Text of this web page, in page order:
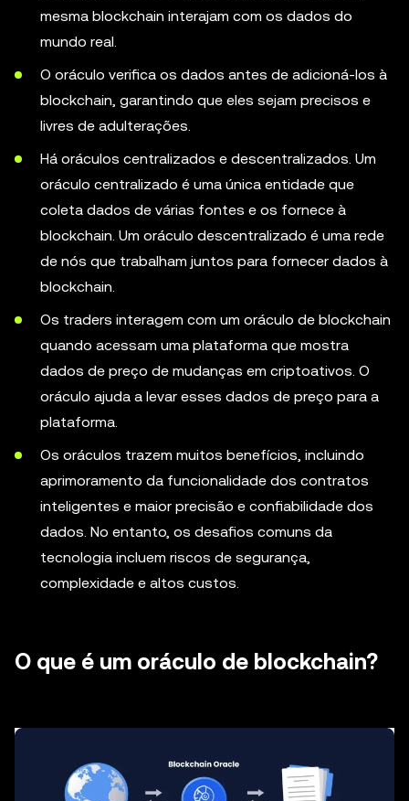
mesma blockchain interajam com os dados do
mundo real.
O oráculo verifica os dados antes de adicioná-los à
blockchain, garantindo que eles sejam precisos e
livres de adulterações.
Há oráculos centralizados e descentralizados. Um
oráculo centralizado é uma única entidade que
coleta dados de várias fontes e os fornece à
blockchain. Um oráculo descentralizado é uma rede
de nós que trabalham juntos para fornecer dados à
blockchain.
Os traders interagem com um oráculo de blockchain
quando acessam uma plataforma que mostra
dados de preço de mudanças em criptoativos. O
oráculo ajuda a levar esses dados de preço para a
plataforma.
Os oráculos trazem muitos benefícios, incluindo
aprimoramento da funcionalidade dos contratos
inteligentes e maior precisão e confiabilidade dos
dados. No entanto, os desafios comuns da
tecnologia incluem riscos de segurança,
complexidade e altos custos.
O que é um oráculo de blockchain?